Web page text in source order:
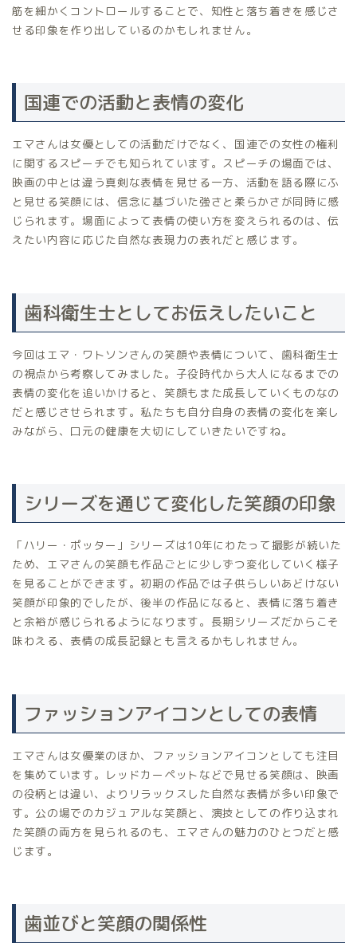
筋を細かくコントロールすることで、知性と落ち着きを感じさ
せる印象を作り出しているのかもしれません。
国連での活動と表情の変化
エマさんは女優としての活動だけでなく、国連での女性の権利
に関するスピーチでも知られています。スピーチの場面では、
映画の中とは違う真剣な表情を見せる一方、活動を語る際にふ
と見せる笑顔には、信念に基づいた強さと柔らかさが同時に感
じられます。場面によって表情の使い方を変えられるのは、伝
えたい内容に応じた自然な表現力の表れだと感じます。
歯科衛生士としてお伝えしたいこと
今回はエマ・ワトソンさんの笑顔や表情について、歯科衛生士
の視点から考察してみました。子役時代から大人になるまでの
表情の変化を追いかけると、笑顔もまた成長していくものなの
だと感じさせられます。私たちも自分自身の表情の変化を楽し
みながら、口元の健康を大切にしていきたいですね。
シリーズを通じて変化した笑顔の印象
「ハリー・ポッター」シリーズは10年にわたって撮影が続いた
ため、エマさんの笑顔も作品ごとに少しずつ変化していく様子
を見ることができます。初期の作品では子供らしいあどけない
笑顔が印象的でしたが、後半の作品になると、表情に落ち着き
と余裕が感じられるようになります。長期シリーズだからこそ
味わえる、表情の成長記録とも言えるかもしれません。
ファッションアイコンとしての表情
エマさんは女優業のほか、ファッションアイコンとしても注目
を集めています。レッドカーペットなどで見せる笑顔は、映画
の役柄とは違い、よりリラックスした自然な表情が多い印象で
す。公の場でのカジュアルな笑顔と、演技としての作り込まれ
た笑顔の両方を見られるのも、エマさんの魅力のひとつだと感
じます。
歯並びと笑顔の関係性